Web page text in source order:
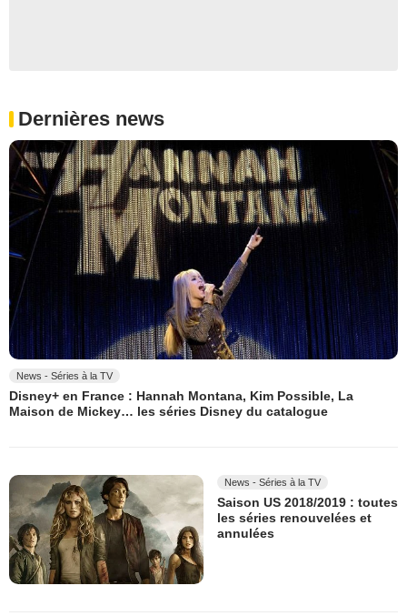
Dernières news
News - Séries à la TV
Disney+ en France : Hannah Montana, Kim Possible, La
Maison de Mickey… les séries Disney du catalogue
News - Séries à la TV
Saison US 2018/2019 : toutes
les séries renouvelées et
annulées